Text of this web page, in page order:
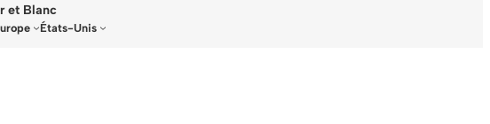
et Blanc
États-Unis